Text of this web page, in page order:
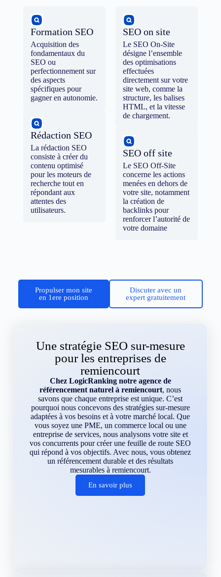
Formation SEO
Acquisition des
fondamentaux du
SEO ou
perfectionnement sur
des aspects
spécifiques pour
gagner en autonomie.
Rédaction SEO
La rédaction SEO
consiste à créer du
contenu optimisé
pour les moteurs de
recherche tout en
répondant aux
attentes des
utilisateurs.
SEO on site
Le SEO On-Site
désigne l’ensemble
des optimisations
effectuées
directement sur votre
site web, comme la
structure, les balises
HTML, et la vitesse
de chargement.
SEO off site
Le SEO Off-Site
concerne les actions
menées en dehors de
votre site, notamment
la création de
backlinks pour
renforcer l’autorité de
votre domaine
Propulser mon site
en 1ere position
Discuter avec un
expert gratuitement
Une stratégie SEO sur-mesure
pour les entreprises de
remiencourt
Chez LogicRanking notre agence de
référencement naturel à remiencourt, nous
savons que chaque entreprise est unique. C’est
pourquoi nous concevons des stratégies sur-mesure
adaptées à vos besoins et à votre marché local. Que
vous soyez une PME, un commerce local ou une
entreprise de services, nous analysons votre site et
vos concurrents pour créer une feuille de route SEO
qui répond à vos objectifs. Avec nous, vous obtenez
un référencement durable et des résultats
mesurables à remiencourt.
En savoir plus